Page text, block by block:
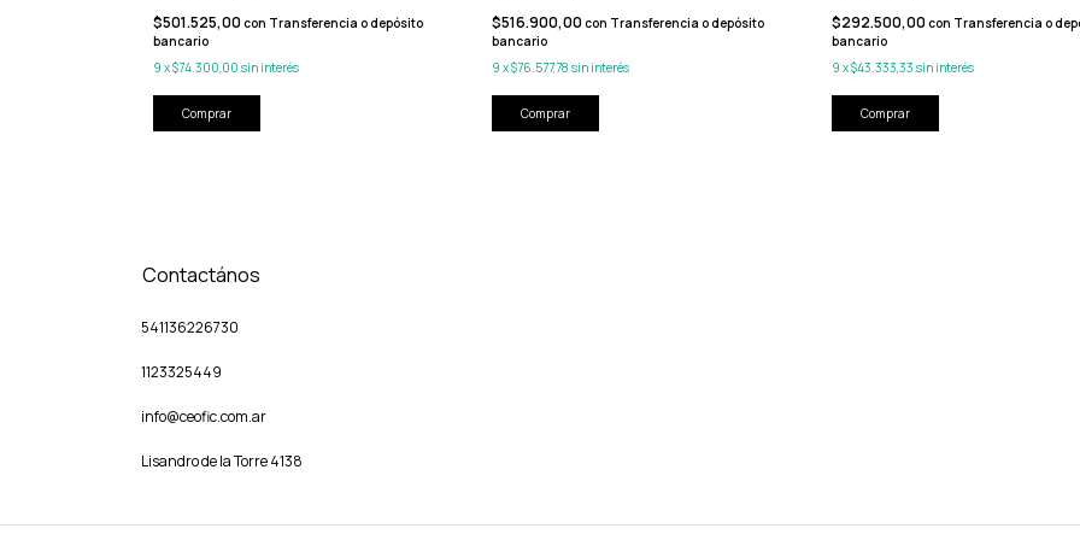
$501.525,00 con Transferencia o depósito
bancario
9 x$74.300,00 sin interés
Comprar
$516.900,00con Transferencia o depósito
bancario
9 x$76.577,78 sin interés
Comprar
$292.500,00 con Transferencia o
bancario
9 x$43.333,33 sin interés
Comprar
Contactános
541136226730
1123325449
info@ceofic.com.ar
Lisandro de la Torre 4138